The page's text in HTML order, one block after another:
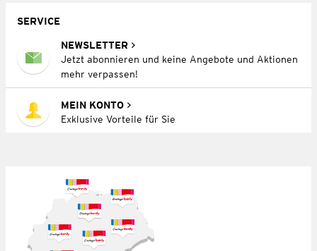
SERVICE
NEWSLETTER
Jetzt abonnieren und keine Angebote und Aktionen
mehr verpassen!
MEIN KONTO
Exklusive Vorteile für Sie